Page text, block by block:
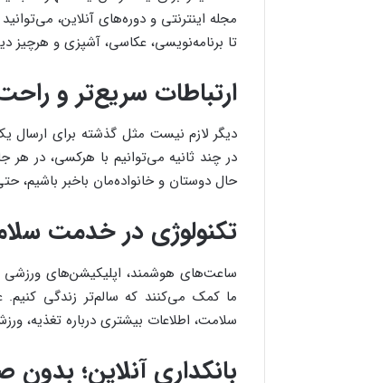
مجله اینترنتی و دوره‌های آنلاین،
تا برنامه‌نویسی، عکاسی، آشپزی و هرچیز
ارتباطات سریع‌تر و
دیگر لازم نیست مثل گذشته برای ارسال
در چند ثانیه می‌توانیم با هرکسی، در هر
حال دوستان و خانواده‌مان باخبر باشیم،
تکنولوژی در خدمت
ساعت‌های هوشمند، اپلیکیشن‌های ورزشی
ما کمک می‌کنند که سالم‌تر زندگی کنیم.
سلامت، اطلاعات بیشتری درباره تغذیه،
بانکداری آنلاین؛